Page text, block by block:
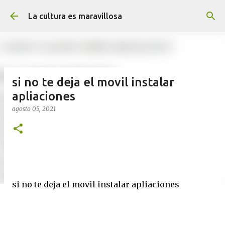
Ir al contenido principal
La cultura es maravillosa
si no te deja el movil instalar
apliaciones
agosto 05, 2021
si no te deja el movil instalar apliaciones